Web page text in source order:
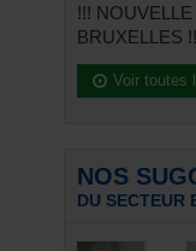
!!!
BRUXELLES
Voir toutes
NOS
DU SECTEUR